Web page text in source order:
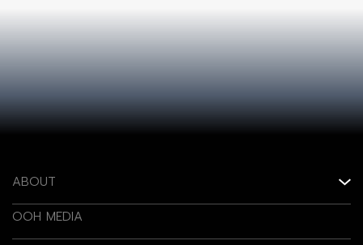
ABOUT
OOH MEDIA